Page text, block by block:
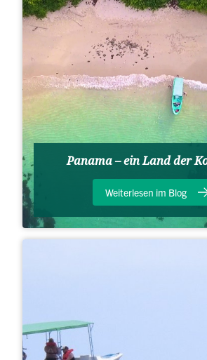
Panama – ein Land der
Weiterlesen im Blog